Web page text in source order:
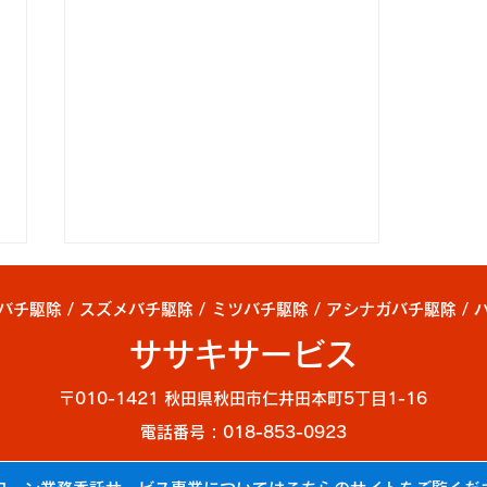
蜂の蜂撤去
チ駆除 / スズメバチ駆除 / ミツバチ駆除 / アシナガバチ駆除 /
ササキサービス
〒010-1421 秋田県秋田市仁井田本町5丁目1-16
電話番号 : 018-853-0923